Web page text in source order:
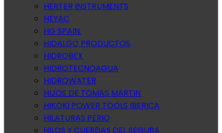
HERTER INSTRUMENTS
HEYAC
HG SPAIN.
HIDALGO PRODUCTOS
HIDROBEX
HIDROTECNOAGUA
HIDROWATER
HIJOS DE TOMAS MARTIN
HIKOKI POWER TOOLS IBERICA
HILATURAS PERIO
HILOS Y CUERDAS DEL SEGURA